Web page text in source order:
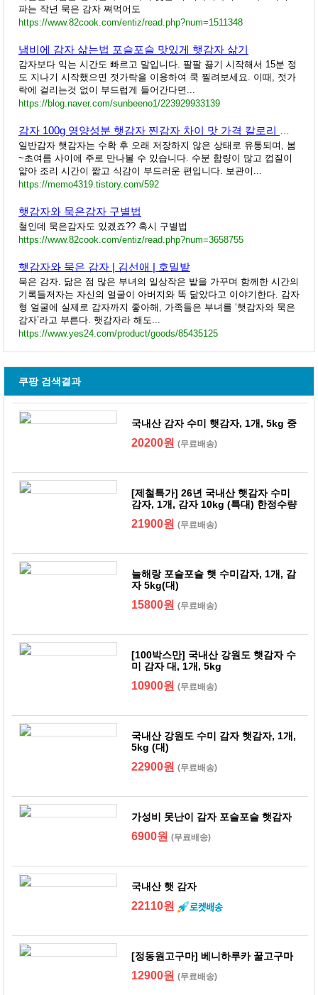
파는 작년 묵은 감자 쪄먹어도
https://www.82cook.com/entiz/read.php?num=1511348
냄비에 감자 삶는법 포슬포슬 맛있게 햇감자 삶기
감자보다 익는 시간도 빠르고 말입니다. 팔팔 끓기 시작해서 15분 정
도 지나기 시작했으면 젓가락을 이용하여 쿡 찔려보세요. 이때, 젓가
락에 걸리는것 없이 부드럽게 들어간다면...
https://blog.naver.com/sunbeeno1/223929933139
일반감자 햇감자는 수확 후 오래 저장하지 않은 상태로 유통되며, 봄
~초여름 사이에 주로 만나볼 수 있습니다. 수분 함량이 많고 껍질이
얇아 조리 시간이 짧고 식감이 부드러운 편입니다. 보관이...
https://memo4319.tistory.com/592
햇감자와 묵은감자 구별법
철인데 묵은감자도 있겠죠?? 혹시 구별법
https://www.82cook.com/entiz/read.php?num=3658755
햇감자와 묵은 감자 | 김선애 | 호밀밭
묵은 감자. 닮은 점 많은 부녀의 일상작은 밭을 가꾸며 함께한 시간의
기록들저자는 자신의 얼굴이 아버지와 똑 닮았다고 이야기한다. 감자
형 얼굴에 실제로 감자까지 좋아해, 가족들은 부녀를 ‘햇감자와 묵은
감자’라고 부른다. 햇감자라 해도...
https://www.yes24.com/product/goods/85435125
쿠팡 검색결과
국내산 감자 수미 햇감자, 1개, 5kg 중
20200원(무료배송)
[제철특가] 26년 국내산 햇감자 수미
감자, 1개, 감자 10kg (특대) 한정수량
21900원(무료배송)
늘해랑 포슬포슬 햇 수미감자, 1개, 감
자 5kg(대)
15800원(무료배송)
[100박스만] 국내산 강원도 햇감자 수
미 감자 대, 1개, 5kg
10900원(무료배송)
국내산 강원도 수미 감자 햇감자, 1개,
5kg (대)
22900원(무료배송)
가성비 못난이 감자 포슬포슬 햇감자
6900원(무료배송)
국내산 햇 감자
22110원
[정동원고구마] 베니하루카 꿀고구마
12900원(무료배송)